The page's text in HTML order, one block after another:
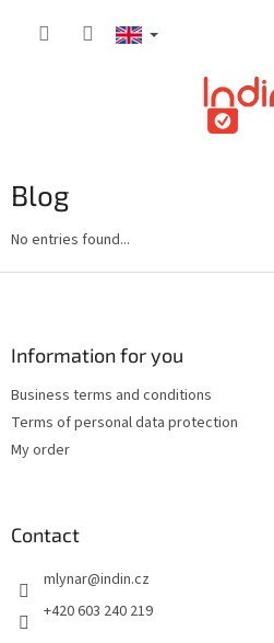
Blog
No entries found...
Information for you
Business terms and conditions
Terms of personal data protection
My order
Contact
mlynar@indin.cz
+420 603 240 219